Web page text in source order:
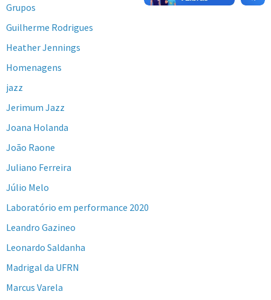
Grupos
Guilherme Rodrigues
Heather Jennings
Homenagens
jazz
Jerimum Jazz
Joana Holanda
João Raone
Juliano Ferreira
Júlio Melo
Laboratório em performance 2020
Leandro Gazineo
Leonardo Saldanha
Madrigal da UFRN
Marcus Varela